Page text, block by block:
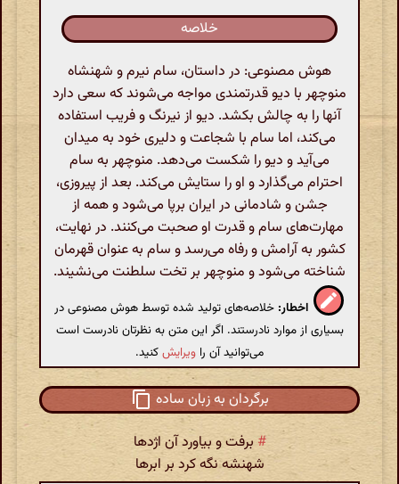
خلاصه
هوش مصنوعی: در داستان، سام نیرم و شهنشاه
منوچهر با دیو قدرتمندی مواجه می‌شوند که سعی دارد
آنها را به چالش بکشد. دیو از نیرنگ و فریب استفاده
می‌کند، اما سام با شجاعت و دلیری خود به میدان
می‌آید و دیو را شکست می‌دهد. منوچهر به سام
احترام می‌گذارد و او را ستایش می‌کند. بعد از پیروزی،
جشن و شادمانی در ایران برپا می‌شود و همه از
مهارت‌های سام و قدرت او صحبت می‌کنند. در نهایت،
کشور به آرامش و رفاه می‌رسد و سام به عنوان قهرمان
شناخته می‌شود و منوچهر بر تخت سلطنت می‌نشیند.
اخطار: خلاصه‌های تولید شده توسط هوش مصنوعی در
بسیاری از موارد نادرستند. اگر این متن به نظرتان نادرست است
می‌توانید آن را ویرایشکنید.
برگردان به زبان ساده
# برفت و بیاورد آن اژدها
شهنشه نگه کرد بر ابرها